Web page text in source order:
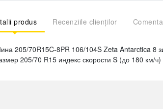
produs Recenziile clienților
205/70R15C-8PR 106/104S Zeta Antarctica 8
205/70 R15 индекс скорости S (до 180 км/